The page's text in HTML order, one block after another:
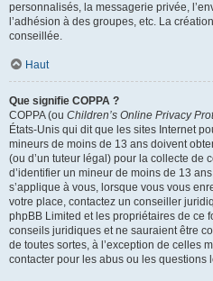
personnalisés, la messagerie privée,
l’adhésion à des groupes, etc. La
conseillée.
Haut
Que signifie COPPA ?
COPPA (ou Children’s Online Privacy
États-Unis qui dit que les sites Internet
mineurs de moins de 13 ans doivent
(ou d’un tuteur légal) pour la collecte de
d’identifier un mineur de moins de 13
s’applique à vous, lorsque vous vous
votre place, contactez un conseiller
phpBB Limited et les propriétaires de ce
conseils juridiques et ne sauraient être
de toutes sortes, à l’exception de celles
contacter pour les abus ou les questions